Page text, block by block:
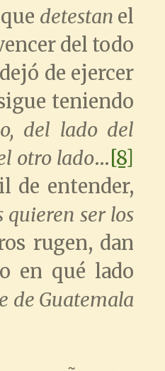
detestan el
del todo
de ejercer
teniendo
del lado del
otro lado…[8]
de entender,
quieren ser los
rugen, dan
en qué lado
de Guatemala